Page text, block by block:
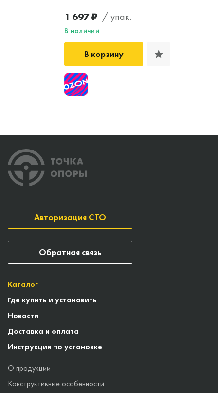
1 697 ₽ / упак.
В наличии
В корзину
Каталог
Где купить и установить
Новости
Доставка и оплата
Инструкция по установке
О продукции
Конструктивные особенности
Авторизация СТО
Обратная связь